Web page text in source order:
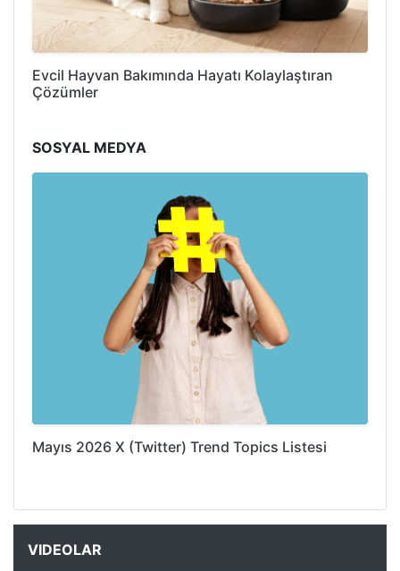
Evcil Hayvan Bakımında Hayatı Kolaylaştıran
Çözümler
SOSYAL MEDYA
Mayıs 2026 X (Twitter) Trend Topics Listesi
VIDEOLAR